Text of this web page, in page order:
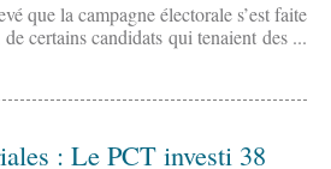
que la campagne électorale s’est faite
de certains candidats qui tenaient des ...
: Le PCT investi 38